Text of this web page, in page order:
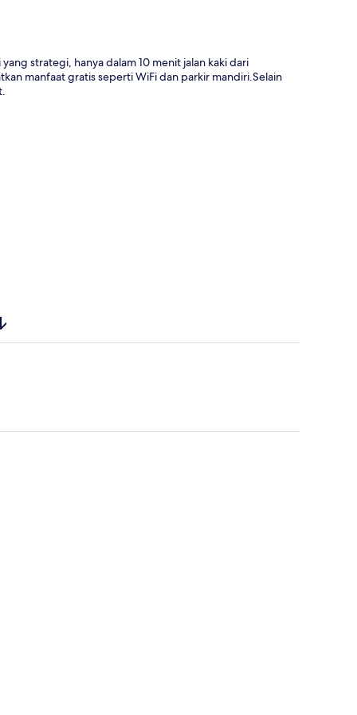
strategi, hanya dalam 10 menit jalan kaki dari
manfaat gratis seperti WiFi dan parkir mandiri.Selain